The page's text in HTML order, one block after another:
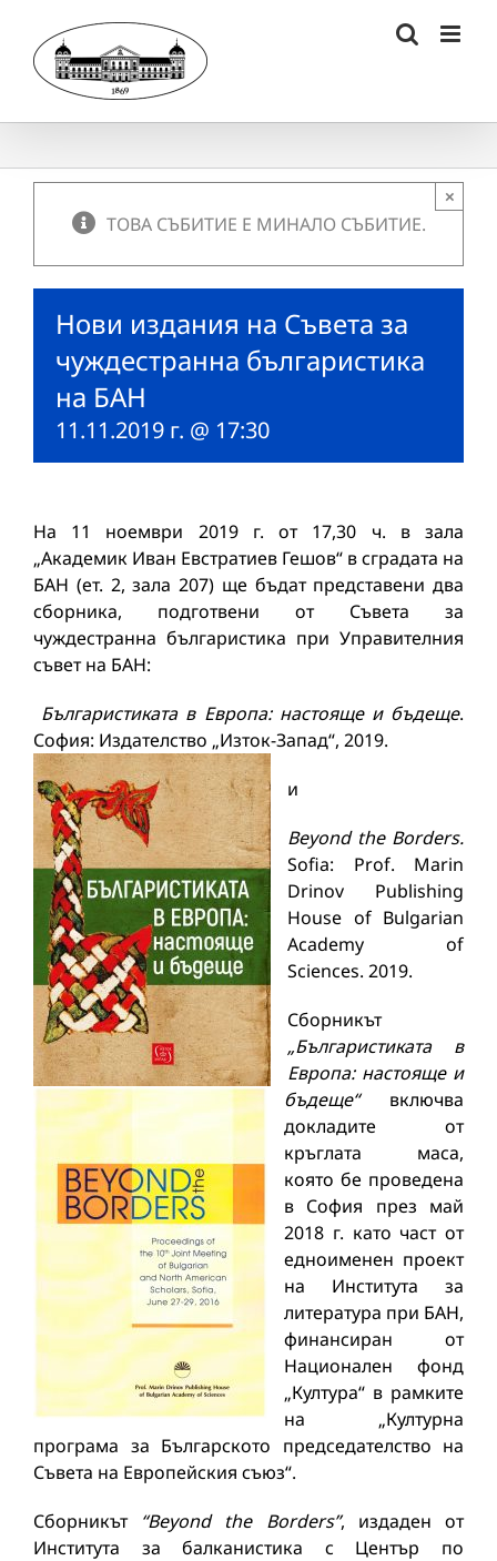
content
ТОВА СЪБИТИЕ Е МИНАЛО СЪБИТИЕ.
×
Нови издания на Съвета за
чуждестранна българистика
на БАН
11.11.2019 г. @ 17:30
На 11 ноември 2019 г. от 17,30 ч. в зала
„Академик Иван Евстратиев Гешов“ в сградата на
БАН (ет. 2, зала 207) ще бъдат представени два
сборника, подготвени от Съвета за
чуждестранна българистика при Управителния
съвет на БАН:
Българистиката в Европа: настояще и бъдеще.
София: Издателство „Изток-Запад“, 2019.
и
Beyond the Borders.
Sofia: Prof. Marin
Drinov Publishing
House of Bulgarian
Academy of
Sciences. 2019.
Сборникът
„Българистиката в
Европа: настояще и
бъдеще“включва
докладите от
кръглата маса,
която бе проведена
в София през май
2018 г. като част от
едноименен проект
на Института за
литература при БАН,
финансиран от
Национален фонд
„Култура“ в рамките
на „Културна
програма за Българското председателство на
Съвета на Европейския съюз“.
Сборникът“Beyond the Borders”, издаден от
Института за балканистика с Център по